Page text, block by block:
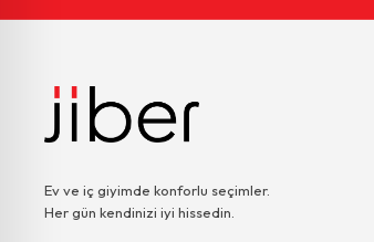
Ev ve iç giyimde konforlu seçimler.
Her gün kendinizi iyi hissedin.